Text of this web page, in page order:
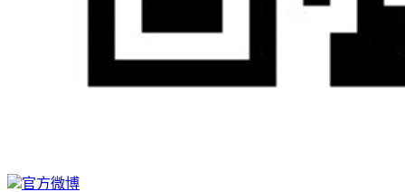
官方微博